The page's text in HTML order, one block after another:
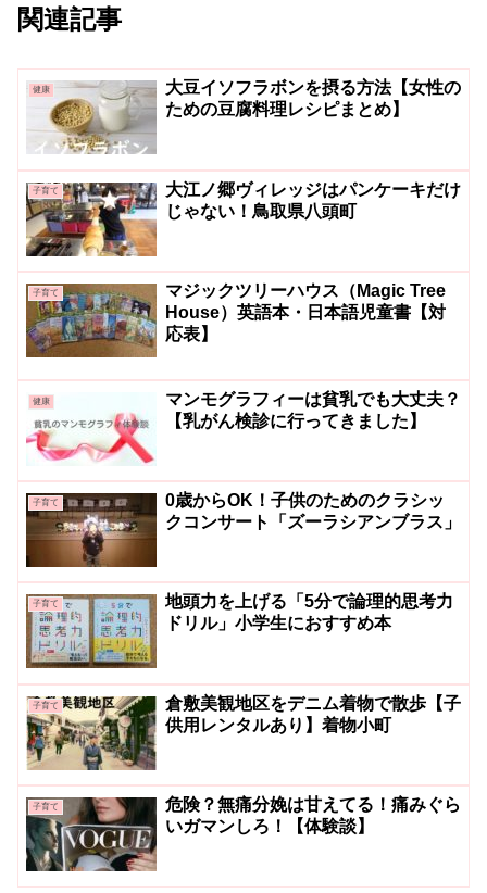
関連記事
健康
大豆イソフラボンを摂る方法【女性の
ための豆腐料理レシピまとめ】
子育て
大江ノ郷ヴィレッジはパンケーキだけ
じゃない！鳥取県八頭町
子育て
マジックツリーハウス（Magic Tree
House）英語本・日本語児童書【対
応表】
健康
マンモグラフィーは貧乳でも大丈夫？
【乳がん検診に行ってきました】
子育て
0歳からOK！子供のためのクラシッ
クコンサート「ズーラシアンブラス」
子育て
地頭力を上げる「5分で論理的思考力
ドリル」小学生におすすめ本
子育て
倉敷美観地区をデニム着物で散歩【子
供用レンタルあり】着物小町
子育て
危険？無痛分娩は甘えてる！痛みぐら
いガマンしろ！【体験談】